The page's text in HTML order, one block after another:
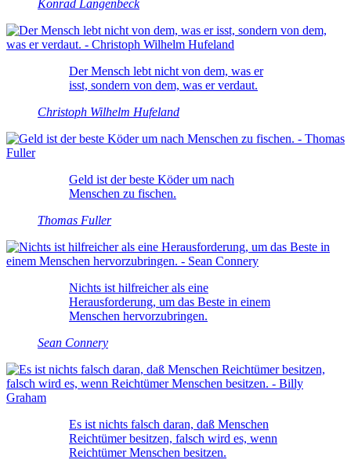
Konrad Langenbeck
Der Mensch lebt nicht von dem, was er
isst, sondern von dem, was er verdaut.
Christoph Wilhelm Hufeland
Geld ist der beste Köder um nach
Menschen zu fischen.
Thomas Fuller
Nichts ist hilfreicher als eine
Herausforderung, um das Beste in einem
Menschen hervorzubringen.
Sean Connery
Es ist nichts falsch daran, daß Menschen
Reichtümer besitzen, falsch wird es, wenn
Reichtümer Menschen besitzen.